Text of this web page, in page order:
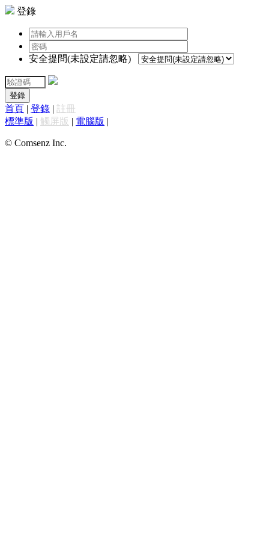
登錄
安全提問(未設定請忽略)
登錄
首頁 | 登錄 | 註冊
標準版 | 觸屏版 | 電腦版 |
© Comsenz Inc.